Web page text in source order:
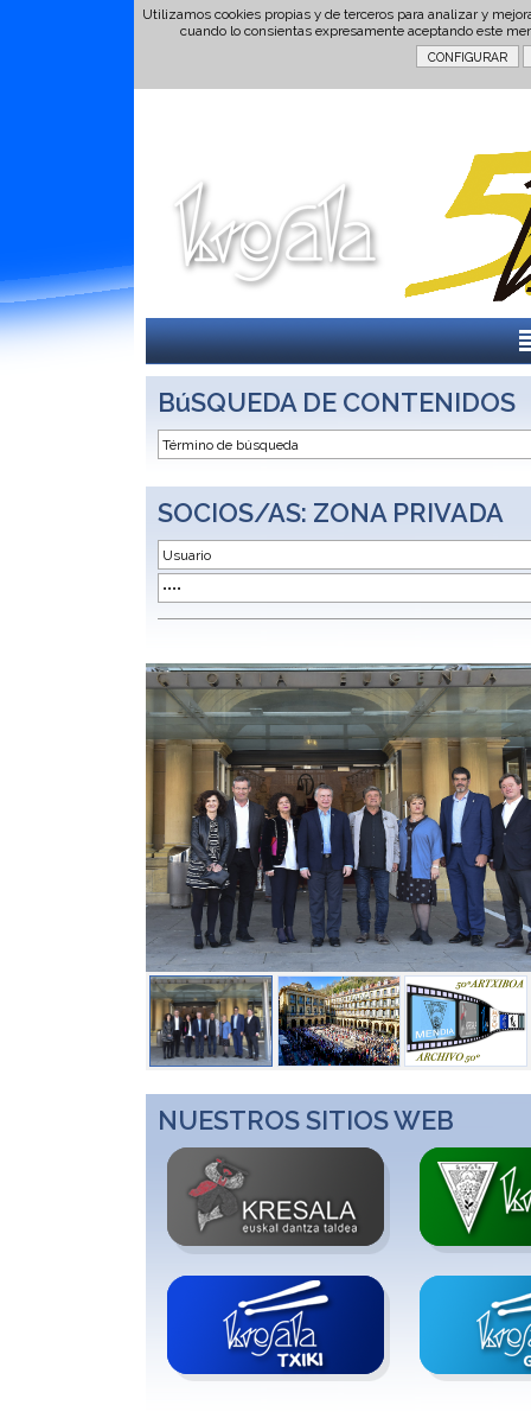
Utilizamos cookies propias y de terceros para analizar y
cuando lo consientas expresamente aceptando este
BúSQUEDA DE CONTENIDOS
SOCIOS/AS: ZONA PRIVADA
NUESTROS SITIOS WEB